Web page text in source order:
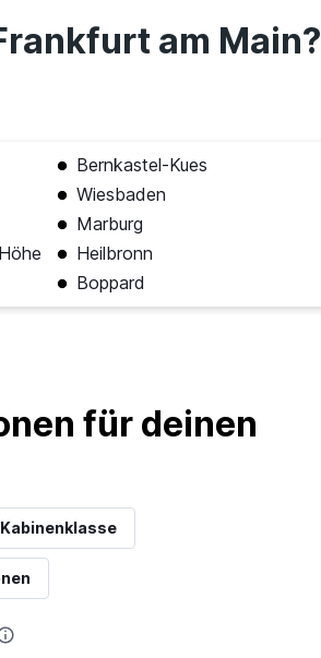
am Main?
Bernkastel-Kues
Wiesbaden
Marburg
Heilbronn
Boppard
für deinen